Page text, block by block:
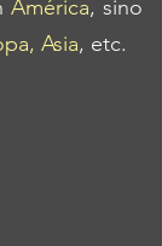
América, sino
Asia, etc.